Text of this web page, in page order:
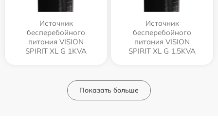
Источник
бесперебойного
питания VISION
SPIRIT XL G 1KVA
Источник
бесперебойного
питания VISION
SPIRIT XL G 1,5KVA
Показать больше